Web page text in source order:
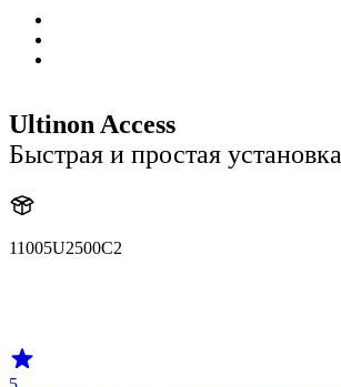
Ultinon Access
Быстрая и простая установка
11005U2500C2